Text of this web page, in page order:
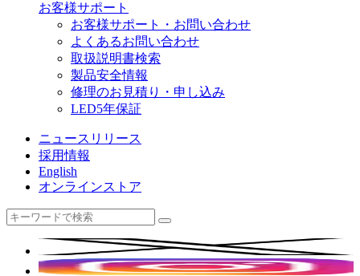
お客様サポート
お客様サポート・お問い合わせ
よくあるお問い合わせ
取扱説明書検索
製品安全情報
修理のお見積り・申し込み
LED5年保証
ニュースリリース
採用情報
English
オンラインストア